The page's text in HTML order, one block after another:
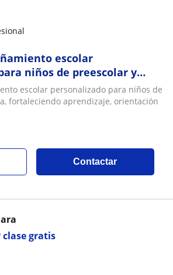
escolar
niños de preescolar y
aprendizaje,
escolar personalizado para niños de
fortaleciendo aprendizaje, orientación
Contactar
clase gratis